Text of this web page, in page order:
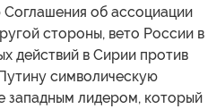
об ассоциации
стороны, вето России в
действий в Сирии против
символическую
западным лидером, который